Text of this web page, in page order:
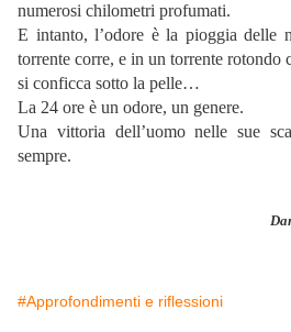
numerosi chilometri profumati.
E intanto, l’odore è la pioggia delle
torrente corre, e in un torrente rotondo
si conficca sotto la pelle…
La 24 ore è un odore, un genere.
Una vittoria dell’uomo nelle sue
sempre.
#Approfondimenti e riflessioni